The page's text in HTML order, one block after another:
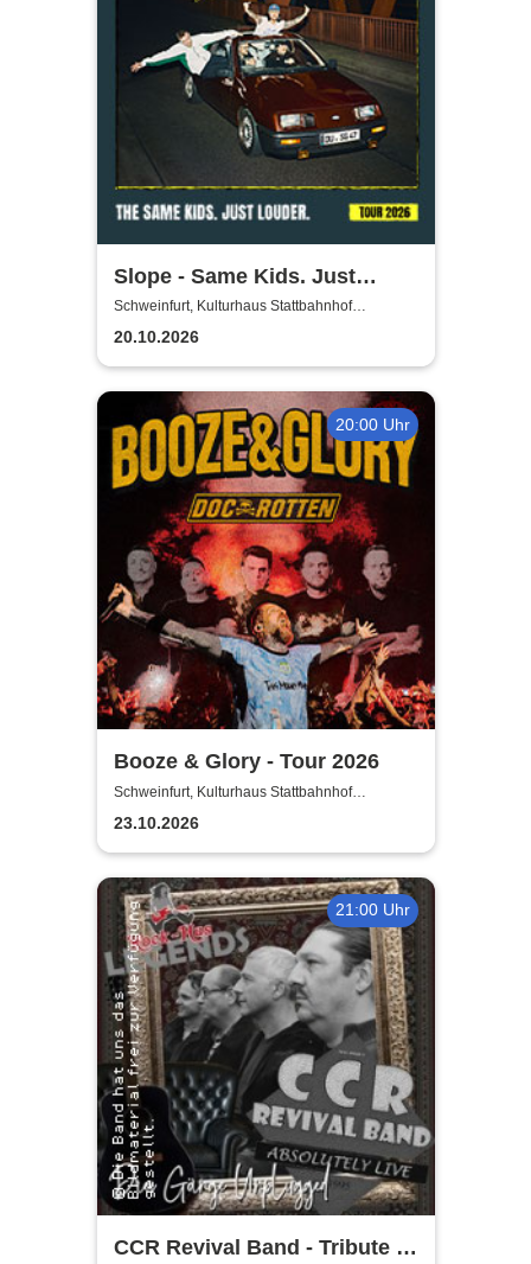
Slope - Same Kids. Just
louder. - Tour 2026
Schweinfurt, Kulturhaus Stattbahnhof
Schweinfurt
20.10.2026
20:00 Uhr
Booze & Glory - Tour 2026
Schweinfurt, Kulturhaus Stattbahnhof
Schweinfurt
23.10.2026
21:00 Uhr
CCR Revival Band - Tribute to